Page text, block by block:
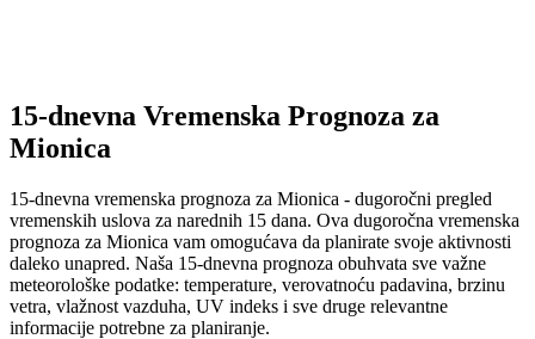
15-dnevna Vremenska Prognoza za
Mionica
15-dnevna vremenska prognoza za Mionica - dugoročni pregled
vremenskih uslova za narednih 15 dana. Ova dugoročna vremenska
prognoza za Mionica vam omogućava da planirate svoje aktivnosti
daleko unapred. Naša 15-dnevna prognoza obuhvata sve važne
meteorološke podatke: temperature, verovatnoću padavina, brzinu
vetra, vlažnost vazduha, UV indeks i sve druge relevantne
informacije potrebne za planiranje.